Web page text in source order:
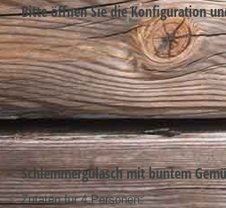
Bitte öffnen Sie die Konfiguration
Schlemmergulasch mit buntem
Zutaten für 4 Personen: